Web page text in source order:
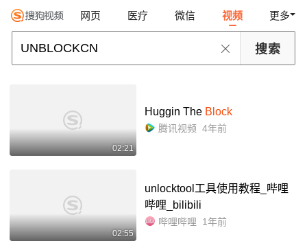
网页 医疗 微信 视频 更多
02:21
Huggin The Block
腾讯视频 4年前
02:55
unlocktool工具使用教程_哔哩
哔哩_bilibili
哔哩哔哩 1年前